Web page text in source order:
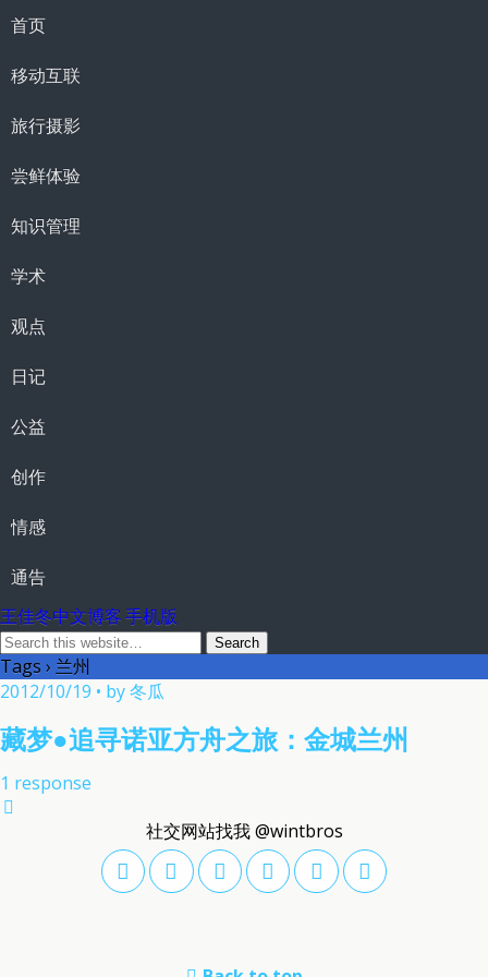
首页
移动互联
旅行摄影
尝鲜体验
知识管理
学术
观点
日记
公益
创作
情感
通告
王佳冬中文博客 手机版
Tags › 兰州
2012/10/19 • by 冬瓜
藏梦●追寻诺亚方舟之旅：金城兰州
1 response
社交网站找我 @wintbros